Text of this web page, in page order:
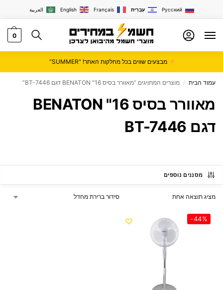
العربية English Français עִבְרִית Русский
0
מבצעים שווים בכל מחלקות האתר! "SUMMER"
עמוד הבית / מוצרים המתויגים “מאוורר בסיס 16" BENATON דגם BT-7446”
מאוורר בסיס 16" BENATON
דגם BT-7446
מסננים נוספים
מציג תוצאה אחת
-44%